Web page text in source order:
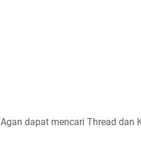
Agan dapat mencari Thread dan